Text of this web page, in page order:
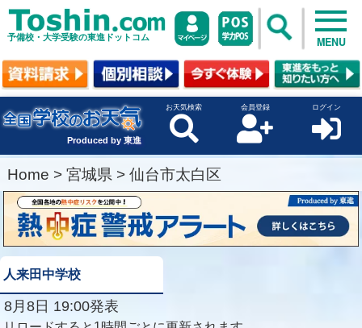
予備校・大学受験の東進ドットコム MENU
Produced by 東進
お天気検索 会員登録 ログイン
Home > 宮城県 > 仙台市太白区
人来田中学校
8月8日 19:00発表